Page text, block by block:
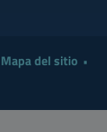
Mapa del sitio